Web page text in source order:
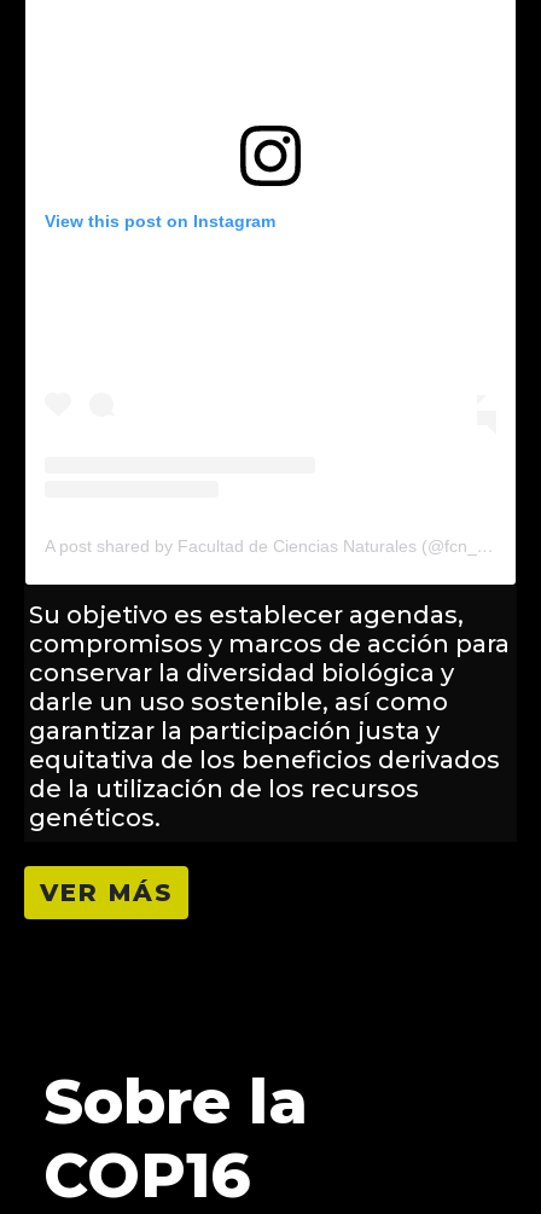
View this post on Instagram
A post shared by Facultad de Ciencias Naturales (@fcn_ur)
Su objetivo es establecer agendas,
compromisos y marcos de acción para
conservar la diversidad biológica y
darle un uso sostenible, así como
garantizar la participación justa y
equitativa de los beneficios derivados
de la utilización de los recursos
genéticos.
VER MÁS
Sobre la
COP16